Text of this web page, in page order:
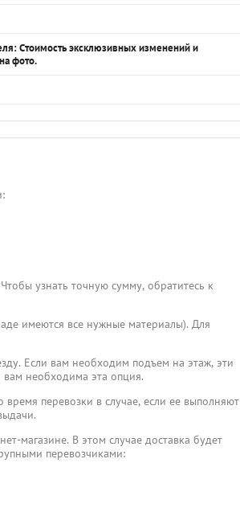
Стоимость эксклюзивных изменений и
фото.
узнать точную сумму, обратитесь к
имеются все нужные материалы). Для
Если вам необходим подъем на этаж, эти
вам необходима эта опция.
перевозки в случае, если ее выполняют
магазине. В этом случае доставка будет
перевозчиками: